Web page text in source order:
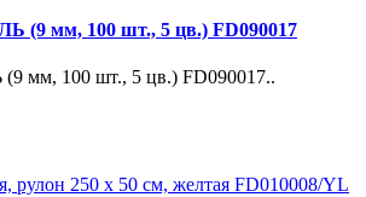
(9 мм, 100 шт., 5 цв.) FD090017
мм, 100 шт., 5 цв.) FD090017..